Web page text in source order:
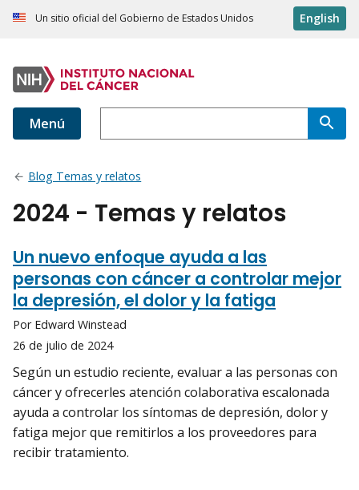
Un sitio oficial del Gobierno de Estados Unidos English
Menú
Blog Temas y relatos
2024 - Temas y relatos
Un nuevo enfoque ayuda a las
personas con cáncer a controlar mejor
la depresión, el dolor y la fatiga
Por Edward Winstead
26 de julio de 2024
Según un estudio reciente, evaluar a las personas con
cáncer y ofrecerles atención colaborativa escalonada
ayuda a controlar los síntomas de depresión, dolor y
fatiga mejor que remitirlos a los proveedores para
recibir tratamiento.